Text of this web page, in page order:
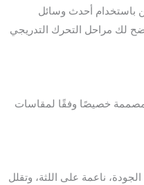
باستخدام أحدث وسائل
لك مراحل التحرك التدريجي
خصيصًا وفقًا لمقاسات
ناعمة على اللثة، وتقلل